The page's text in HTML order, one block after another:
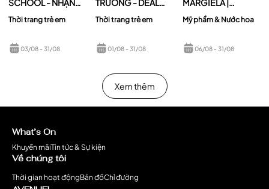
SCHOOL - NHẬN
SET TÔ MÀU XINH
XẮN KHI MUA SẮM
TẠI GAP
Thời trang trẻ em
03/08- 31/08
TRƯỜNG - DEAL
HOT ĐANG CHỜ BA
MAMANBÉBÉ
LOTTE MALL
Thời trang trẻ em
01/08- 31/08
MARGIELA |
REPLICA UP AT
DAWN
Mỹ phẩm & Nước hoa
06/08- 31/08
Xem thêm
What’s On
Khuyến mãiTin tức & Sự kiện
Về chúng tôi
Thời gian hoạt độngBản đồChỉ đường